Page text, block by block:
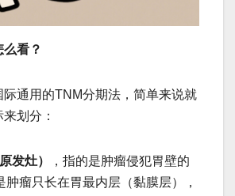
看？
际通用的TNM分期法，简单来说就
划分：
发灶）
，指的是肿瘤侵犯胃壁的
肿瘤只长在胃最内层（黏膜层），